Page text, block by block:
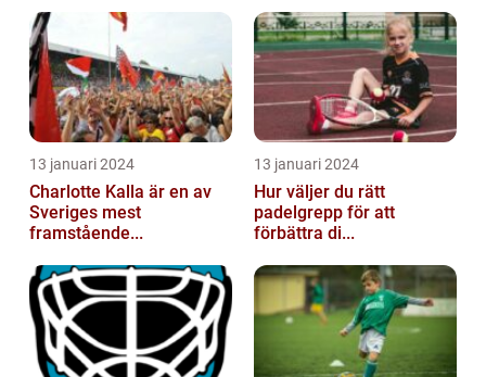
13 januari 2024
Charlotte Kalla är en av
Sveriges mest
framstående...
13 januari 2024
Hur väljer du rätt
padelgrepp för att
förbättra di...